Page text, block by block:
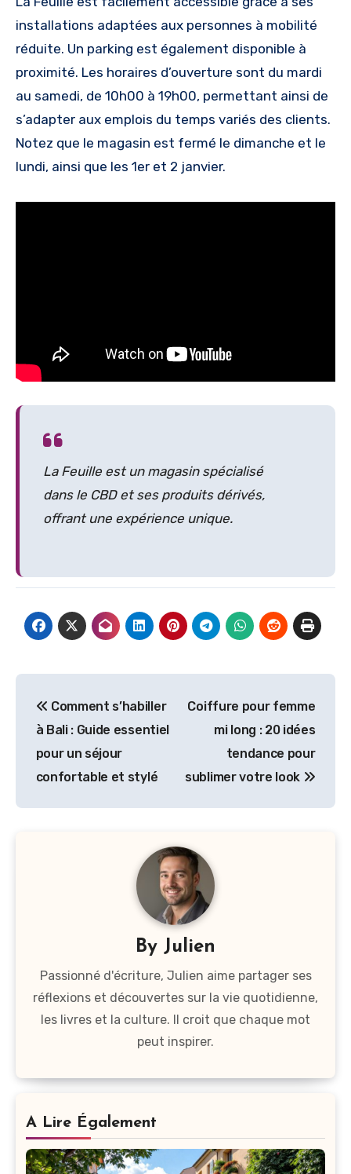
installations adaptées aux personnes à mobilité
réduite. Un parking est également disponible à
proximité. Les horaires d’ouverture sont du mardi
au samedi, de 10h00 à 19h00, permettant ainsi de
s’adapter aux emplois du temps variés des clients.
Notez que le magasin est fermé le dimanche et le
lundi, ainsi que les 1er et 2 janvier.
La Feuille est un magasin spécialisé
dans le CBD et ses produits dérivés,
offrant une expérience unique.
de
l’article
Comment s’habiller
à Bali : Guide essentiel
pour un séjour
confortable et stylé
Coiffure pour femme
mi long : 20 idées
tendance pour
sublimer votre look
By Julien
Passionné d'écriture, Julien aime partager ses
réflexions et découvertes sur la vie quotidienne,
les livres et la culture. Il croit que chaque mot
peut inspirer.
A Lire Également